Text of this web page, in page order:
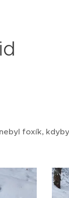
foxík,